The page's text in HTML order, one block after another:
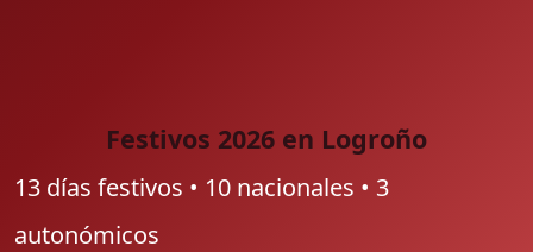
Festivos 2026 en Logroño
13 días festivos • 10 nacionales • 3
autonómicos